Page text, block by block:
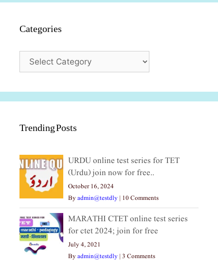
Categories
Categories
Trending Posts
URDU online test series for TET
(Urdu) join now for free..
October 16, 2024
Byadmin@testdly | 10 Comments
MARATHI CTET online test series
for ctet 2024; join for free
July 4, 2021
Byadmin@testdly | 3 Comments